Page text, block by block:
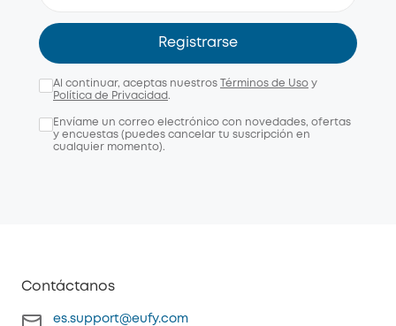
Registrarse
Al continuar, aceptas nuestros Términos de Uso y
Política de Privacidad.
Envíame un correo electrónico con novedades, ofertas
y encuestas (puedes cancelar tu suscripción en
cualquier momento).
Contáctanos
es.support@eufy.com